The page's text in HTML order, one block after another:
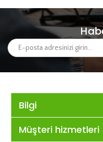
Bilgi
Müşteri hizmetleri